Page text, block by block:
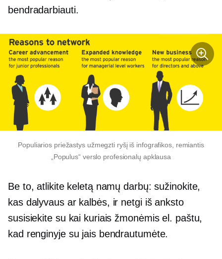
bendradarbiauti.
Populiarios priežastys užmegzti ryšį iš infografikos, remiantis
„Populus“ verslo profesionalų apklausa
Be to, atlikite keletą namų darbų: sužinokite,
kas dalyvaus ar kalbės, ir netgi iš anksto
susisiekite su kai kuriais žmonėmis el. paštu,
kad renginyje su jais bendrautumėte.